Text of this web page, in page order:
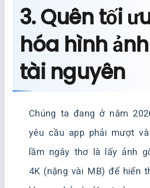
3. Quên tối
hóa hình
tài nguyên
Chúng ta đang ở năm
yêu cầu app phải mượt
lầm ngây thơ là lấy ảnh
4K (nặng vài MB) để hiển